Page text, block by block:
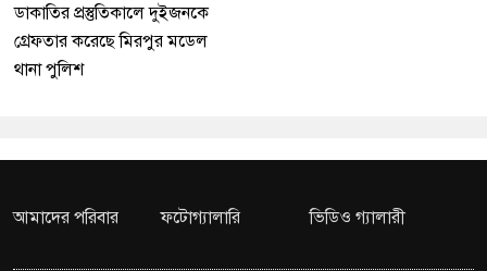
ডাকাতির প্রস্তুতিকালে দুইজনকে
গ্রেফতার করেছে মিরপুর মডেল
থানা পুলিশ
আমাদের পরিবার ফটোগ্যালারি ভিডিও গ্যালারী